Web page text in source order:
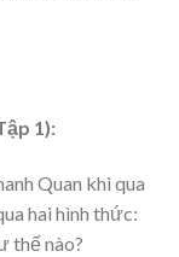
1):
Quan khi qua
hai hình thức:
thế nào?